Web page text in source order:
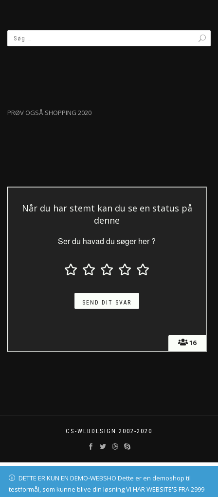
PRØV OGSÅ SHOPPING 2020
16
Når du har stemt kan du se en status på
denne
Ser du havad du søger her ?
CS-WEBDESIGN 2002-2020
DETTE ER KUN EN DEMO-WEBSHO Dette er en demoshop til
testformål, som kunne blive din løsning VI HAR WEBSITE'S FRA 2999